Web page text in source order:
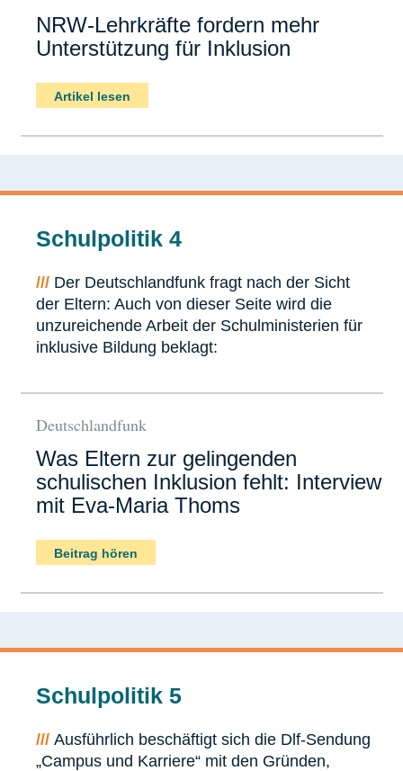
NRW-Lehrkräfte fordern mehr
Unterstützung für Inklusion
Artikel lesen
Schulpolitik 4
/// Der Deutschlandfunk fragt nach der Sicht
der Eltern: Auch von dieser Seite wird die
unzureichende Arbeit der Schulministerien für
inklusive Bildung beklagt:
Deutschlandfunk
Was Eltern zur gelingenden
schulischen Inklusion fehlt: Interview
mit Eva-Maria Thoms
Beitrag hören
Schulpolitik 5
/// Ausführlich beschäftigt sich die Dlf-Sendung
„Campus und Karriere“ mit den Gründen,